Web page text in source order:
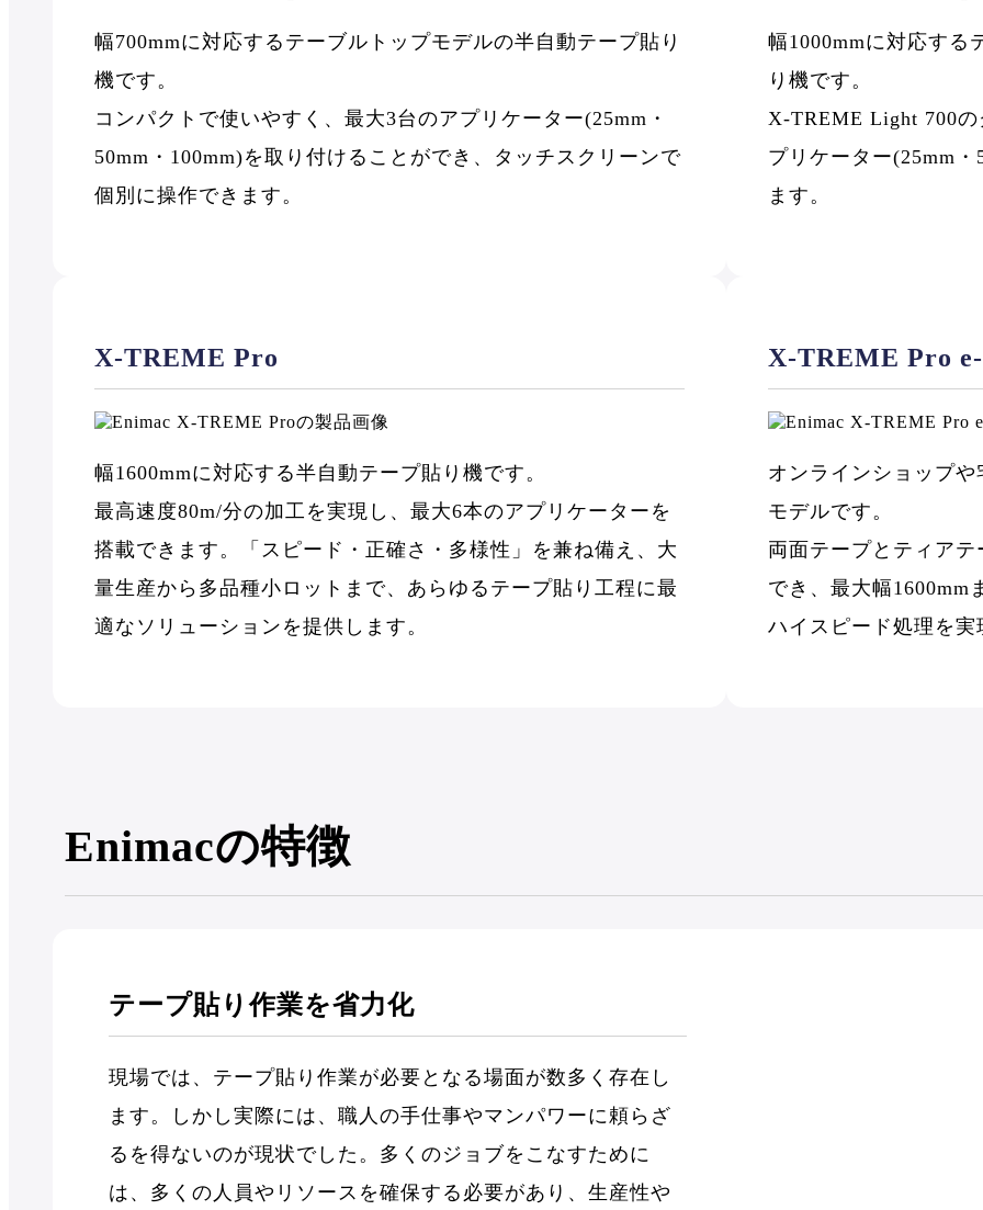
幅700mmに対応するテーブルトップモデルの半自動テープ貼り
機です。
コンパクトで使いやすく、最大3台のアプリケーター(25mm・
50mm・100mm)を取り付けることができ、タッチスクリーンで
個別に操作できます。
幅1000mmに対応する
り機です。
X-TREME Light 700
プリケーター(25mm
ます。
X-TREME Pro
幅1600mmに対応する半自動テープ貼り機です。
最高速度80m/分の加工を実現し、最大6本のアプリケーターを
搭載できます。「スピード・正確さ・多様性」を兼ね備え、大
量生産から多品種小ロットまで、あらゆるテープ貼り工程に最
適なソリューションを提供します。
X-TREME Pro
オンラインショップ
モデルです。
両面テープとティア
でき、最大幅1600mm
ハイスピード処理を実
Enimacの特徴
テープ貼り作業を省力化
現場では、テープ貼り作業が必要となる場面が数多く存在し
ます。しかし実際には、職人の手仕事やマンパワーに頼らざ
るを得ないのが現状でした。多くのジョブをこなすために
は、多くの人員やリソースを確保する必要があり、生産性や